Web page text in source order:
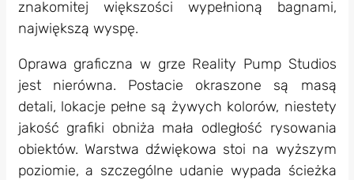
znakomitej większości wypełnioną bagnami,
największą wyspę.
Oprawa graficzna w grze Reality Pump Studios
jest nierówna. Postacie okraszone są masą
detali, lokacje pełne są żywych kolorów, niestety
jakość grafiki obniża mała odległość rysowania
obiektów. Warstwa dźwiękowa stoi na wyższym
poziomie, a szczególne udanie wypada ścieżka